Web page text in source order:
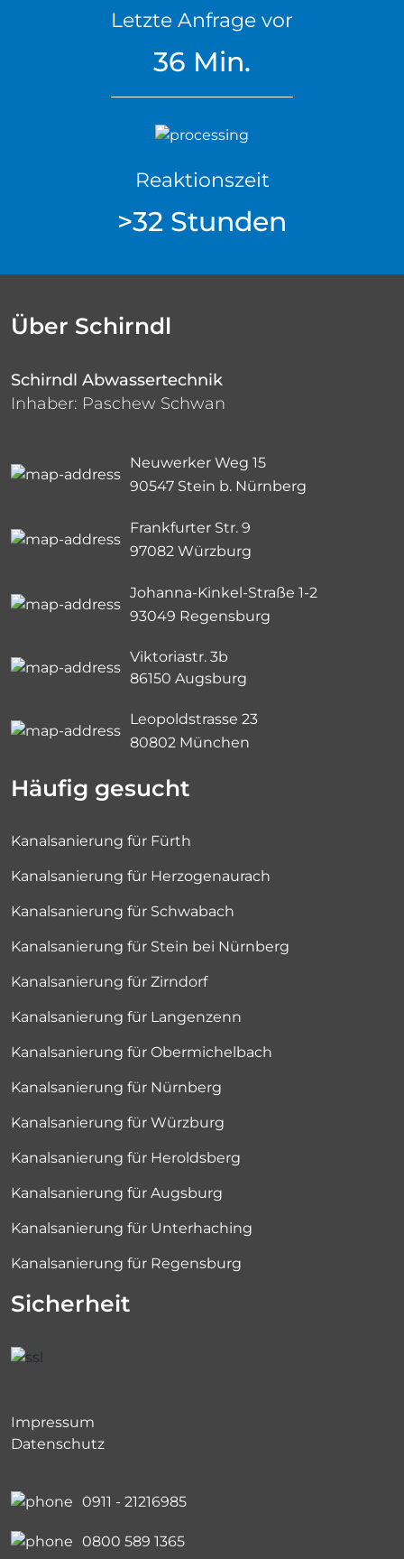
Letzte Anfrage vor
36 Min.
Reaktionszeit
>32 Stunden
Über Schirndl
Schirndl Abwassertechnik
Inhaber: Paschew Schwan
Neuwerker Weg 15
90547 Stein b. Nürnberg
Frankfurter Str. 9
97082 Würzburg
Johanna-Kinkel-Straße 1-2
93049 Regensburg
Viktoriastr. 3b
86150 Augsburg
Leopoldstrasse 23
80802 München
Häufig gesucht
Kanalsanierung für Fürth
Kanalsanierung für Herzogenaurach
Kanalsanierung für Schwabach
Kanalsanierung für Stein bei Nürnberg
Kanalsanierung für Zirndorf
Kanalsanierung für Langenzenn
Kanalsanierung für Obermichelbach
Kanalsanierung für Nürnberg
Kanalsanierung für Würzburg
Kanalsanierung für Heroldsberg
Kanalsanierung für Augsburg
Kanalsanierung für Unterhaching
Kanalsanierung für Regensburg
Sicherheit
Impressum
Datenschutz
0911 - 21216985
0800 589 1365